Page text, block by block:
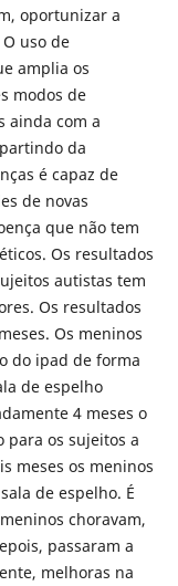
oportunizar a
uso de
amplia os
modos de
ainda com a
da
é capaz de
de novas
que não tem
Os resultados
autistas tem
Os resultados
Os meninos
do ipad de forma
de espelho
4 meses o
para os sujeitos a
meses os meninos
de espelho. É
choravam,
passaram a
melhoras na